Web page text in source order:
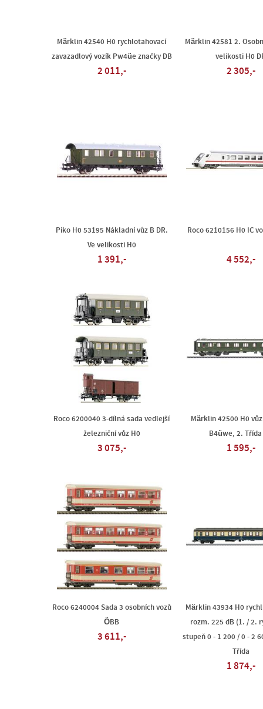
Märklin 42540 H0 rychlotahovací
zavazadlový vozík Pw4üe značky DB
2 011,-
Märklin 42581 2.
velikosti H0
2 305,-
Piko H0 53195 Nákladní vůz B DR.
Ve velikosti H0
1 391,-
Roco 6210156 H0 IC
4 552,-
Roco 6200040 3-dílná sada vedlejší
železniční vůz H0
3 075,-
Märklin 42500 H0
B4üwe, 2. Třída
1 595,-
Roco 6240004 Sada 3 osobních vozů
ÖBB
3 611,-
Märklin 43934 H0
rozm. 225 dB (1. / 2.
stupeň 0 - 1 200 / 0 - 2
Třída
1 874,-